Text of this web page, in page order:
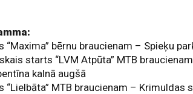
“Maxima” bērnu braucienam – Spieķu
starts “LVM Atpūta” MTB
kalnā augšā
“Lielbāta” MTB braucienam – Krimuldas